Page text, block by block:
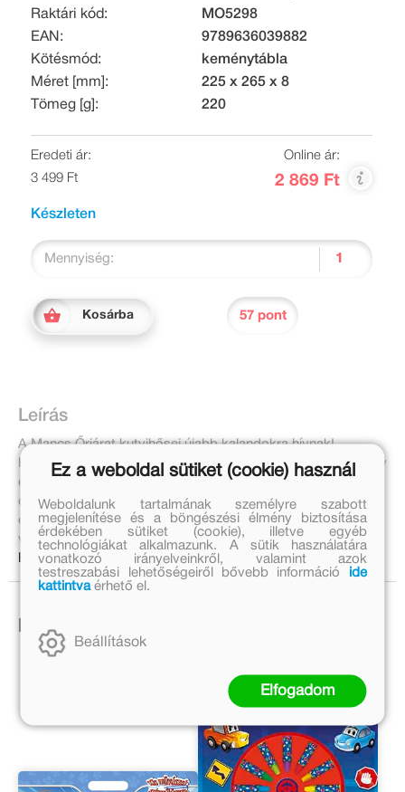
Raktári kód:
MO5298
EAN:
9789636039882
Kötésmód:
keménytábla
Méret [mm]:
225 x 265 x 8
Tömeg [g]:
220
Eredeti ár:
3 499 Ft
Online ár:
2 869 Ft
Készleten
Mennyiség:
Kosárba 57 pont
Leírás
A Mancs Őrjárat kutyihősei újabb kalandokra hívnak!
Készítsd elő az ecseted, vizezd be, és máris indulhatsz, hogy
együtt töltsetek egy izgalmas napot. Segíts megjavítani a
csőtörést, azután pihenjetek a játszótéren, és közben keltsd
életre a színes képeket újra meg újra! Jó szórakozást! Csak
víz kell hozzá!
Bővebben:
Ezek is érdekelhetnek!
Ez a weboldal sütiket (cookie) használ
Weboldalunk tartalmának személyre szabott
megjelenítése és a böngészési élmény biztosítása
érdekében sütiket (cookie), illetve egyéb
technológiákat alkalmazunk. A sütik használatára
vonatkozó irányelveinkről, valamint azok
testreszabási lehetőségeiről bővebb információ
ide
kattintvaérhető el.
Beállítások
Elfogadom